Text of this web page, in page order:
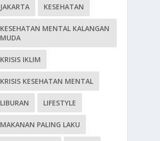
JAKARTA KESEHATAN
KESEHATAN MENTAL KALANGAN
MUDA
KRISIS IKLIM
KRISIS KESEHATAN MENTAL
LIBURAN LIFESTYLE
MAKANAN PALING LAKU